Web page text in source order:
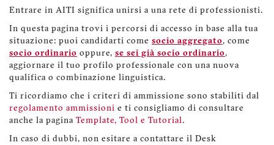
Entrare in AITI significa unirsi a una rete di professionisti.
In questa pagina trovi i percorsi di accesso in base alla tua
situazione: puoi candidarti come socio aggregato, come
socio ordinario oppure, se sei già socio ordinario,
aggiornare il tuo profilo professionale con una nuova
qualifica o combinazione linguistica.
Ti ricordiamo che i criteri di ammissione sono stabiliti dal
regolamento ammissioni e ti consigliamo di consultare
anche la pagina Template, Tool e Tutorial.
In caso di dubbi, non esitare a contattare il Desk